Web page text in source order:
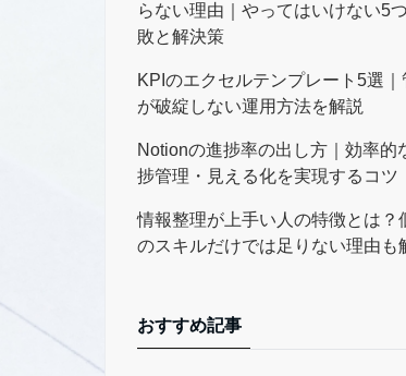
らない理由｜やってはいけない5
敗と解決策
KPIのエクセルテンプレート5選｜
が破綻しない運用方法を解説
Notionの進捗率の出し方｜効率的
捗管理・見える化を実現するコツ
情報整理が上手い人の特徴とは？
のスキルだけでは足りない理由も
おすすめ記事